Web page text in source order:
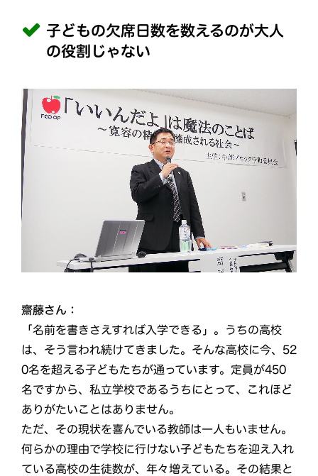
子どもの欠席日数を数えるのが大人
の役割じゃない
齋藤さん：
「名前を書きさえすれば入学できる」。うちの高校
は、そう言われ続けてきました。そんな高校に今、52
0名を超える子どもたちが通っています。定員が450
名ですから、私立学校であるうちにとって、これほど
ありがたいことはありません。
ただ、その現状を喜んでいる教師は一人もいません。
何らかの理由で学校に行けない子どもたちを迎え入れ
ている高校の生徒数が、年々増えている。その結果と